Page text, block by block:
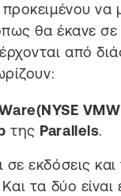
να
θα έκανε
από
της Parallels.
σε εκδόσεις και
Και τα δύο